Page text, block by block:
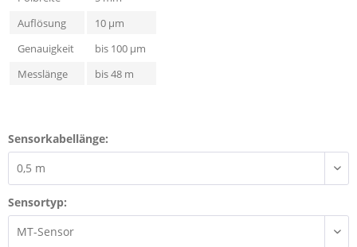
Auflösung
10 µm
Genauigkeit
bis 100 µm
Messlänge
bis 48 m
Sensorkabellänge:
Sensortyp: